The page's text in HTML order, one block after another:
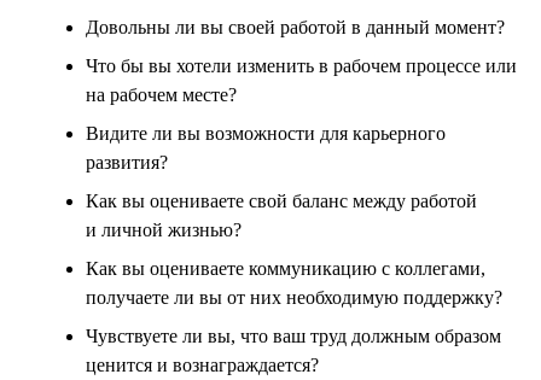
Довольны ли вы своей работой в данный момент?
Что бы вы хотели изменить в рабочем процессе или
на рабочем месте?
Видите ли вы возможности для карьерного
развития?
Как вы оцениваете свой баланс между работой
и личной жизнью?
Как вы оцениваете коммуникацию с коллегами,
получаете ли вы от них необходимую поддержку?
Чувствуете ли вы, что ваш труд должным образом
ценится и вознаграждается?